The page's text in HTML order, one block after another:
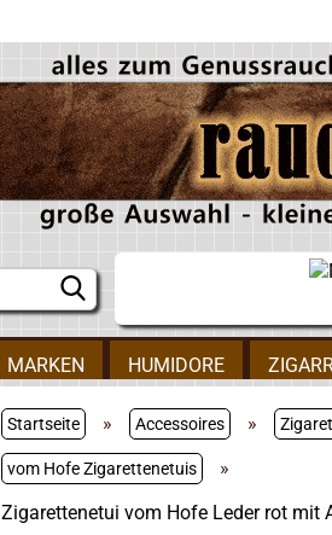
MARKEN HUMIDORE
Startseite » Accessoires »
vom Hofe Zigarettenetuis
»
Zigarettenetui vom Hofe Leder rot mit